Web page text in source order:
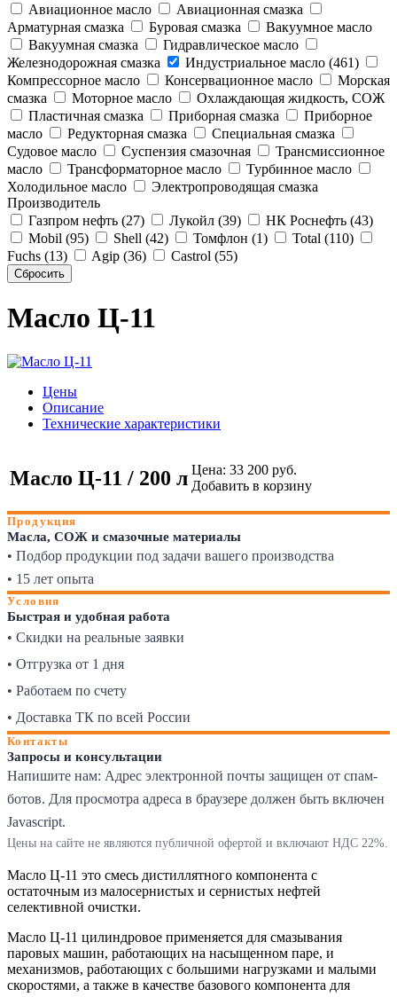
Авиационное масло
Авиационная смазка
Арматурная смазка
Буровая смазка
Вакуумное масло
Вакуумная смазка
Гидравлическое масло
Железнодорожная смазка
Индустриальное масло (461)
Компрессорное масло
Консервационное масло
Морская
смазка
Моторное масло
Охлаждающая жидкость, СОЖ
Пластичная смазка
Приборная смазка
Приборное
масло
Редукторная смазка
Специальная смазка
Судовое масло
Суспензия смазочная
Трансмиссионное
масло
Трансформаторное масло
Турбинное масло
Холодильное масло
Электропроводящая смазка
Производитель
Газпром нефть (27)
Лукойл (39)
НК Роснефть (43)
Mobil (95)
Shell (42) Томфлон (1)
Total (110)
Fuchs (13)
Agip (36) Castrol (55)
Масло Ц-11
Цены
Описание
Технические характеристики
Масло Ц-11 / 200 л Цена: 33 200 руб.
Добавить в корзину
Продукция
Масла, СОЖ и смазочные материалы
• Подбор продукции под задачи вашего производства
• 15 лет опыта
Условия
Быстрая и удобная работа
• Скидки на реальные заявки
• Отгрузка от 1 дня
• Работаем по счету
• Доставка ТК по всей России
Контакты
Запросы и консультации
Напишите нам: Адрес электронной почты защищен от спам-
ботов. Для просмотра адреса в браузере должен быть включен
Javascript.
Цены на сайте не являются публичной офертой и включают НДС 22%.
Масло Ц-11 это смесь дистиллятного компонента с
остаточным из малосернистых и сернистых нефтей
селективной очистки.
Масло Ц-11 цилиндровое применяется для смазывания
паровых машин, работающих на насыщенном паре, и
механизмов, работающих с большими нагрузками и малыми
скоростями, а также в качестве базового компонента для